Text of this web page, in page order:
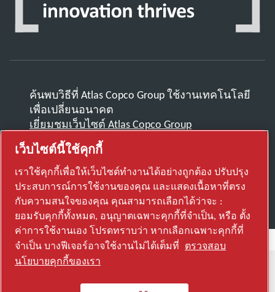
ค้นพบวิธีที่ Atlas Copco Group ใช้งานเทคโนโลยี
เพื่อเปลี่ยนอนาคต
เยี่ยมชมเว็บไซต์ Atlas Copco Group
ส่วนหนึ่งของ Atlas Copco Group
ตั้งค่าการใช้งานเอง
© 2026 Copyright. All rights reserved.
เว็บไซต์นี้ใช้คุกกี้
เราใช้คุกกี้เพื่อให้เว็บไซต์ทำงานได้อย่างถูกต้อง ปรับปรุง
ประสบการณ์การใช้งานของคุณ และแสดงเนื้อหาที่ตรง
กับความสนใจของคุณ คุณสามารถเลือกได้ว่าจะ :
ยอมรับคุกกี้ทั้งหมด, อนุญาตเฉพาะคุกกี้ที่จำเป็น, หรือ ตั้ง
ค่าการใช้งานเอง โปรดทราบว่า หากเลือกเฉพาะคุกกี้ที่
จำเป็น บางฟีเจอร์อาจใช้งานไม่ได้เต็มที่ ตรวจสอบ
นโยบายคุกกี้ของเรา